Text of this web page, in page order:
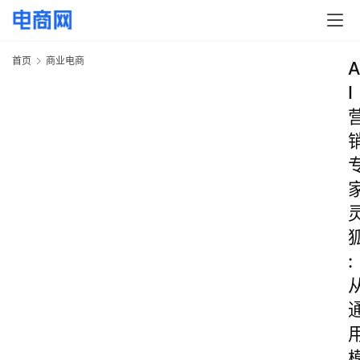
首页 商业电商
A
I
: